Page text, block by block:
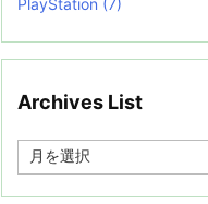
Archives List